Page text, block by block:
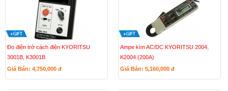
Đo điện trở cách điện KYORITSU
3001B, K3001B
Giá Bán: 4,750,000 đ
Ampe kìm AC/DC KYORITSU 2004,
K2004 (200A)
Giá Bán: 5,160,000 đ